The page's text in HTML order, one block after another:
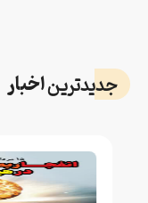
جدیدتریناخبار